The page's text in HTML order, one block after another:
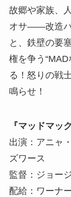
故郷や家族、
オサ――改造バ
と、鉄壁の要
権を争う
る！怒りの戦
鳴らせ！
『マッドマッ
出演：アニャ
ズワース
監督：ジョー
配給：ワーナ